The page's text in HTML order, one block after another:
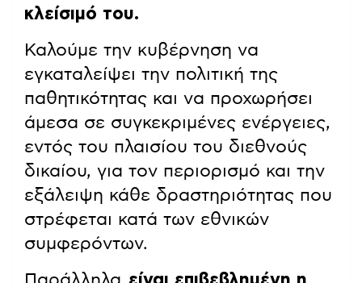
κλείσιμό του.
Καλούμε την κυβέρνηση να
εγκαταλείψει την πολιτική της
παθητικότητας και να προχωρήσει
άμεσα σε συγκεκριμένες ενέργειες,
εντός του πλαισίου του διεθνούς
δικαίου, για τον περιορισμό και την
εξάλειψη κάθε δραστηριότητας που
στρέφεται κατά των εθνικών
συμφερόντων.